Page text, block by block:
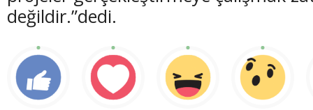
değildir.”dedi.